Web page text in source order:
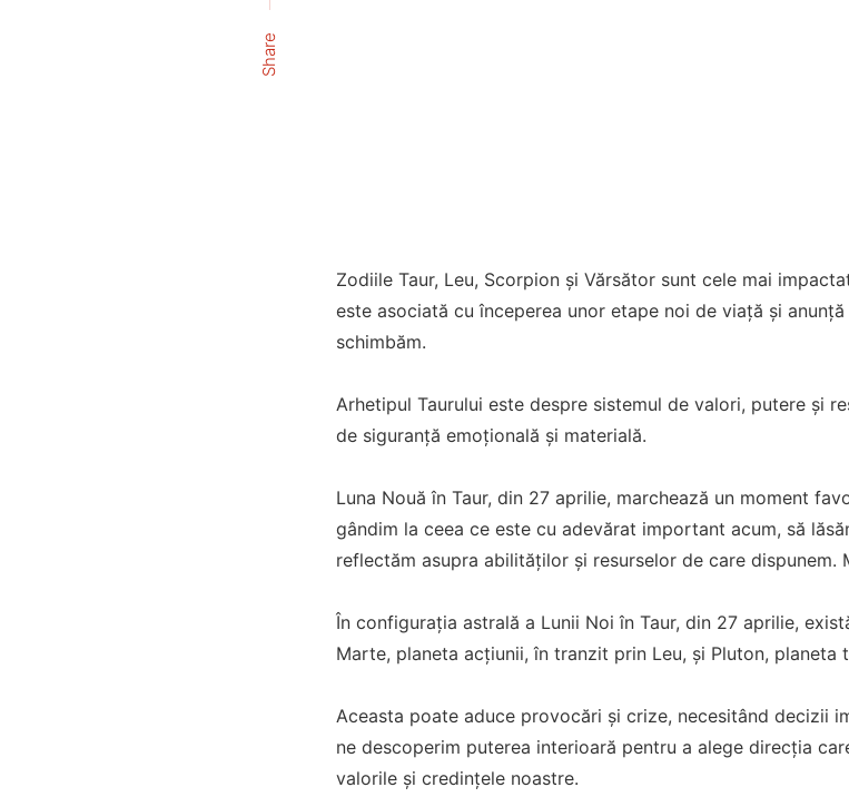
Share
Zodiile Taur, Leu, Scorpion și Vărsător sunt cele mai
este asociată cu începerea unor etape noi de viață și
schimbăm.
Arhetipul Taurului este despre sistemul de valori, putere și
de siguranță emoțională și materială.
Luna Nouă în Taur, din 27 aprilie, marchează un moment
gândim la ceea ce este cu adevărat important acum, să
reflectăm asupra abilităților și resurselor de care
În configurația astrală a Lunii Noi în Taur, din 27 aprilie,
Marte, planeta acțiunii, în tranzit prin Leu, și Pluton,
Aceasta poate aduce provocări și crize, necesitând decizii
ne descoperim puterea interioară pentru a alege direcția
valorile și credințele noastre.